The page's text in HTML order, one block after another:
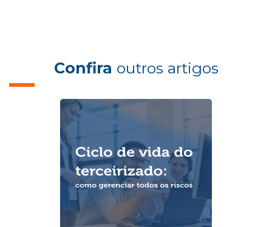
Confira outros artigos